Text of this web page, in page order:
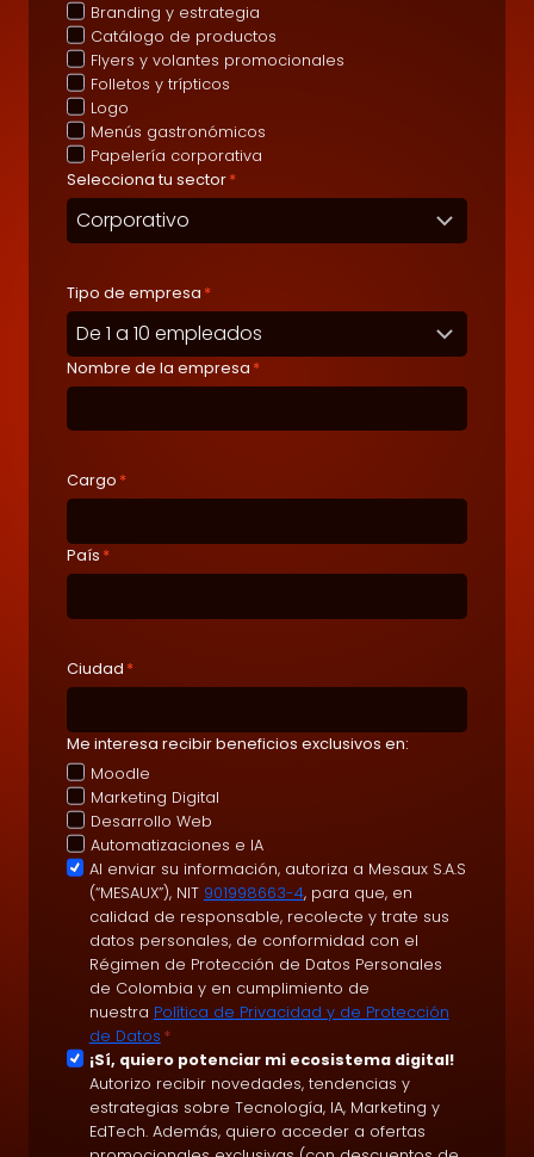
Branding y estrategia
Catálogo de productos
Flyers y volantes promocionales
Folletos y trípticos
Logo
Menús gastronómicos
Papelería corporativa
Selecciona tu sector*
Tipo de empresa *
Nombre de la empresa *
Cargo *
País *
Ciudad *
Me interesa recibir beneficios exclusivos en:
Moodle
Marketing Digital
Desarrollo Web
Automatizaciones e IA
A
c
Al enviar su información, autoriza a Mesaux S.A.S
(“MESAUX”), NIT 901998663-4, para que, en
calidad de responsable, recolecte y trate sus
datos personales, de conformidad con el
Régimen de Protección de Datos Personales
de Colombia y en cumplimiento de
nuestra Política de Privacidad y de Protección
de Datos *
S
¡Sí, quiero potenciar mi ecosistema digital!
Autorizo recibir novedades, tendencias y
estrategias sobre Tecnología, IA, Marketing y
EdTech. Además, quiero acceder a ofertas